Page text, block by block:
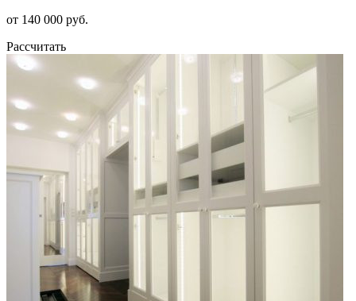
от 140 000 руб.
Рассчитать